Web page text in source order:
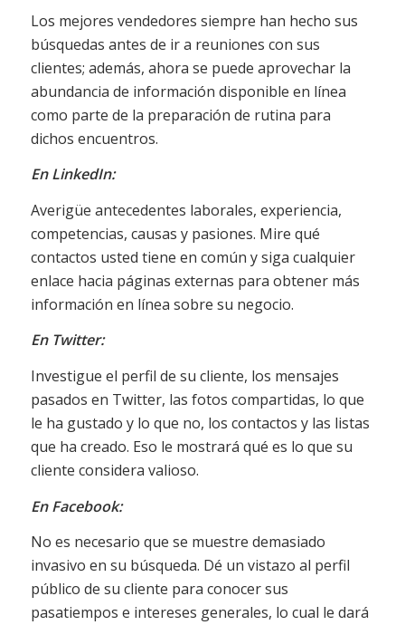
Los mejores vendedores siempre han hecho sus
búsquedas antes de ir a reuniones con sus
clientes; además, ahora se puede aprovechar la
abundancia de información disponible en línea
como parte de la preparación de rutina para
dichos encuentros.
En LinkedIn:
Averigüe antecedentes laborales, experiencia,
competencias, causas y pasiones. Mire qué
contactos usted tiene en común y siga cualquier
enlace hacia páginas externas para obtener más
información en línea sobre su negocio.
En Twitter:
Investigue el perfil de su cliente, los mensajes
pasados en Twitter, las fotos compartidas, lo que
le ha gustado y lo que no, los contactos y las listas
que ha creado. Eso le mostrará qué es lo que su
cliente considera valioso.
En Facebook:
No es necesario que se muestre demasiado
invasivo en su búsqueda. Dé un vistazo al perfil
público de su cliente para conocer sus
pasatiempos e intereses generales, lo cual le dará